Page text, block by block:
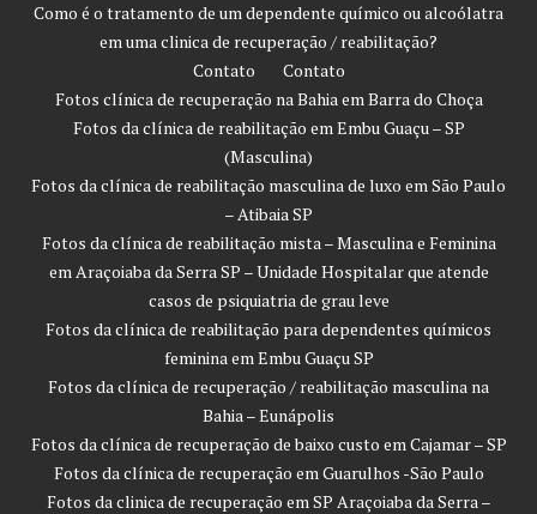
Como é o tratamento de um dependente químico ou alcoólatra
em uma clinica de recuperação / reabilitação?
Contato
Contato
Fotos clínica de recuperação na Bahia em Barra do Choça
Fotos da clínica de reabilitação em Embu Guaçu – SP
(Masculina)
Fotos da clínica de reabilitação masculina de luxo em São Paulo
– Atibaia SP
Fotos da clínica de reabilitação mista – Masculina e Feminina
em Araçoiaba da Serra SP – Unidade Hospitalar que atende
casos de psiquiatria de grau leve
Fotos da clínica de reabilitação para dependentes químicos
feminina em Embu Guaçu SP
Fotos da clínica de recuperação / reabilitação masculina na
Bahia – Eunápolis
Fotos da clínica de recuperação de baixo custo em Cajamar – SP
Fotos da clínica de recuperação em Guarulhos -São Paulo
Fotos da clinica de recuperação em SP Araçoiaba da Serra –